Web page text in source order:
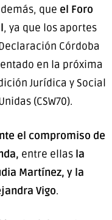
que el Foro
, ya que los aportes
Córdoba
en la próxima
Jurídica y Social
(CSW70).
el compromiso de
entre ellas la
Martínez, y la
Vigo.